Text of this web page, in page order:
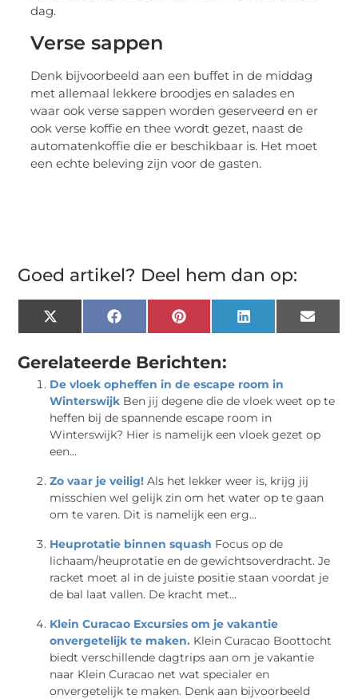
dag.
Verse sappen
Denk bijvoorbeeld aan een buffet in de middag
met allemaal lekkere broodjes en salades en
waar ook verse sappen worden geserveerd en er
ook verse koffie en thee wordt gezet, naast de
automatenkoffie die er beschikbaar is. Het moet
een echte beleving zijn voor de gasten.
Goed artikel? Deel hem dan op:
X
(Twitter)
FacebookPinterestLinkedInEmail
Gerelateerde Berichten:
De vloek opheffen in de escape room in
Winterswijk Ben jij degene die de vloek weet op te
heffen bij de spannende escape room in
Winterswijk? Hier is namelijk een vloek gezet op
een...
Zo vaar je veilig! Als het lekker weer is, krijg jij
misschien wel gelijk zin om het water op te gaan
om te varen. Dit is namelijk een erg...
Heuprotatie binnen squash Focus op de
lichaam/heuprotatie en de gewichtsoverdracht. Je
racket moet al in de juiste positie staan voordat je
de bal laat vallen. De kracht met...
Klein Curacao Excursies om je vakantie
onvergetelijk te maken. Klein Curacao Boottocht
biedt verschillende dagtrips aan om je vakantie
naar Klein Curacao net wat specialer en
onvergetelijk te maken. Denk aan bijvoorbeeld